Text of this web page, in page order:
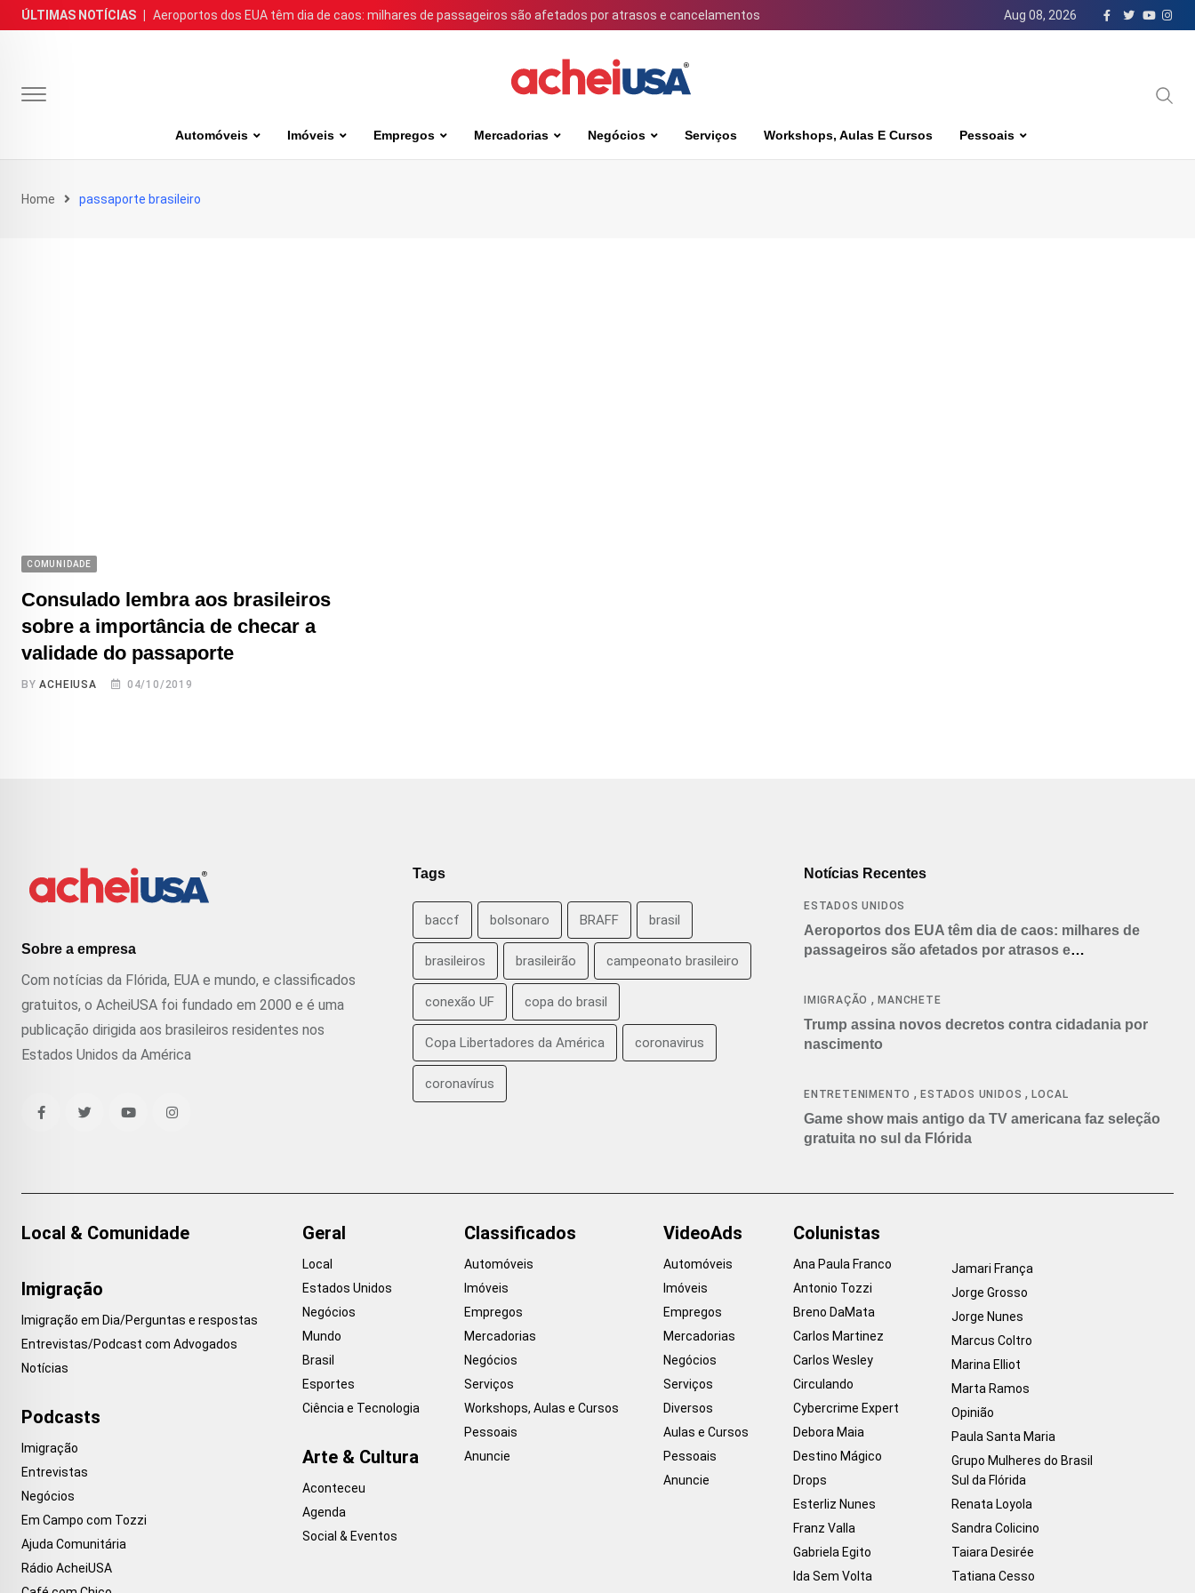
Skip
to
ÚLTIMAS NOTÍCIAS Aeroportos dos EUA têm dia de caos: milhares de passageiros são afetados por atrasos e cancelamentos Aug 08, 2026
Automóveis Imóveis Empregos Mercadorias Negócios Serviços Workshops, Aulas E Cursos Pessoais
Home passaporte brasileiro
COMUNIDADE
Consulado lembra aos brasileiros
sobre a importância de checar a
validade do passaporte
BYACHEIUSA 04/10/2019
Sobre a empresa
Com notícias da Flórida, EUA e mundo, e classificados
gratuitos, o AcheiUSA foi fundado em 2000 e é uma
publicação dirigida aos brasileiros residentes nos
Estados Unidos da América
Tags
baccf bolsonaro BRAFF brasil
brasileiros brasileirão campeonato brasileiro
conexão UF copa do brasil
Copa Libertadores da América coronavirus
coronavírus
Notícias Recentes
ESTADOS UNIDOS
Aeroportos dos EUA têm dia de caos: milhares de
passageiros são afetados por atrasos e
IMIGRAÇÃO ,MANCHETE
Trump assina novos decretos contra cidadania por
nascimento
ENTRETENIMENTO ,ESTADOS UNIDOS ,LOCAL
Game show mais antigo da TV americana faz seleção
gratuita no sul da Flórida
Local & Comunidade
Imigração
Imigração em Dia/Perguntas e respostas
Entrevistas/Podcast com Advogados
Notícias
Podcasts
Imigração
Entrevistas
Negócios
Em Campo com Tozzi
Ajuda Comunitária
Rádio AcheiUSA
Geral
Local
Estados Unidos
Negócios
Mundo
Brasil
Esportes
Ciência e Tecnologia
Arte & Cultura
Aconteceu
Agenda
Social & Eventos
Classificados
Automóveis
Imóveis
Empregos
Mercadorias
Negócios
Serviços
Workshops, Aulas e Cursos
Pessoais
Anuncie
VideoAds
Automóveis
Imóveis
Empregos
Mercadorias
Negócios
Serviços
Diversos
Aulas e Cursos
Pessoais
Anuncie
Colunistas
Ana Paula Franco
Antonio Tozzi
Breno DaMata
Carlos Martinez
Carlos Wesley
Circulando
Cybercrime Expert
Debora Maia
Destino Mágico
Drops
Esterliz Nunes
Franz Valla
Gabriela Egito
Ida Sem Volta
Jamari França
Jorge Grosso
Jorge Nunes
Marcus Coltro
Marina Elliot
Marta Ramos
Opinião
Paula Santa Maria
Grupo Mulheres do Brasil
Sul da Flórida
Renata Loyola
Sandra Colicino
Taiara Desirée
Tatiana Cesso